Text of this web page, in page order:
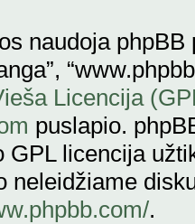
naudoja phpBB
Licencija
puslapio.
GPL licencija
neleidžiame
.